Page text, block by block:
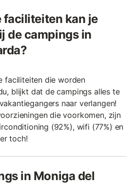
faciliteiten kan je
de campings in
faciliteiten die worden
blijkt dat de campings alles te
naar verlangen!
die voorkomen, zijn
(92%), wifi (77%) en
toch!
in Moniga del